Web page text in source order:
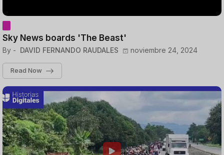
Sky News boards 'The Beast'
By - DAVID FERNANDO RAUDALES noviembre 24, 2024
Read Now